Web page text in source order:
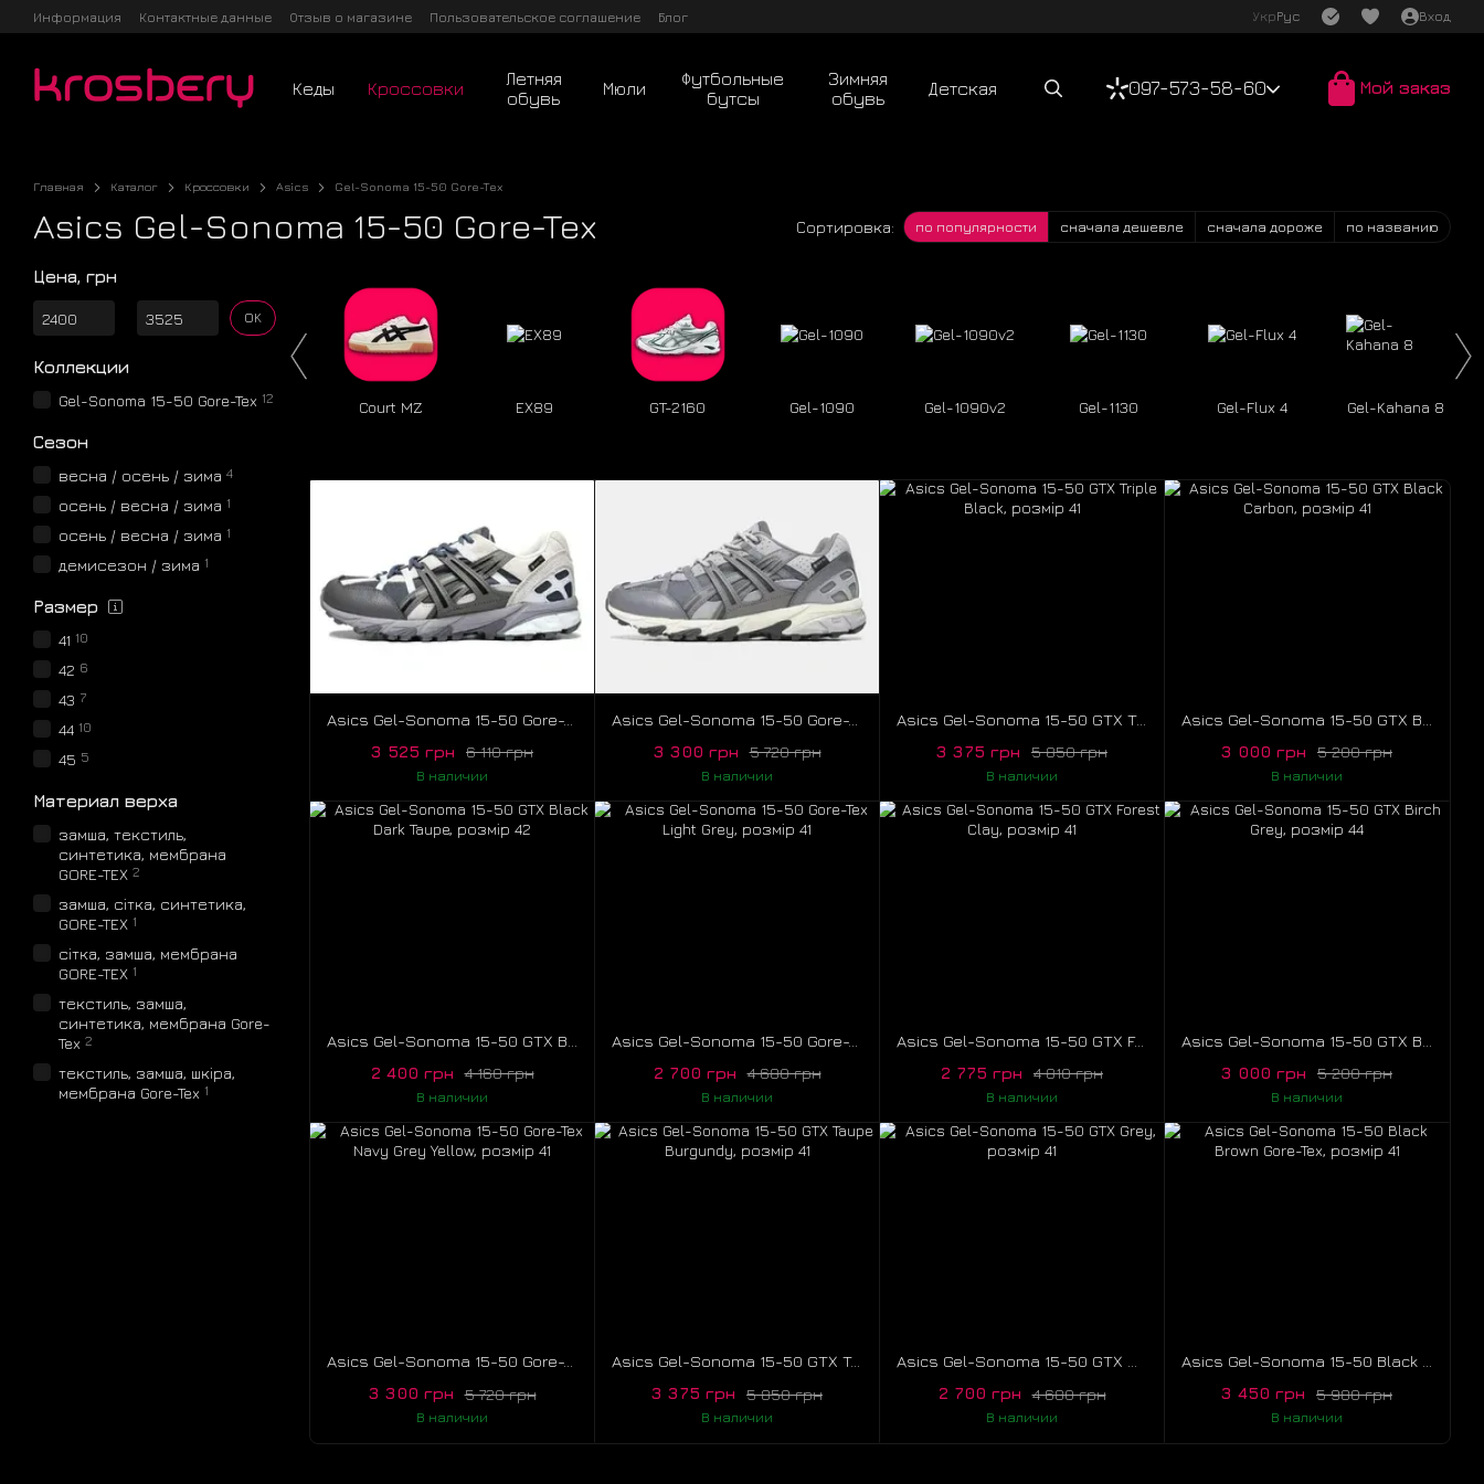
Перейти к основному контенту
Информация Контактные данные Отзыв о магазине Пользовательское соглашение Блог УкрРус Вход
Кеды Кроссовки
Летняя
обувь
Мюли
Футбольные
бутсы
Зимняя
обувь
Детская 097-573-58-60 Мой заказ
Главная Каталог Кроссовки Asics Gel-Sonoma 15-50 Gore-Tex
Asics Gel-Sonoma 15-50 Gore-Tex Сортировка: по популярности сначала дешевле сначала дороже по названию
Court MZ EX89 GT-2160 Gel-1090 Gel-1090v2 Gel-1130 Gel-Flux 4 Gel-Kahana 8
Asics Gel-Sonoma 15-50 Gore-Tex Grey Navy, розмір 41
6 110 грн
3 525 грн
В наличии
Asics Gel-Sonoma 15-50 Gore-Tex Grey, розмір 41
5 720 грн
3 300 грн
В наличии
Asics Gel-Sonoma 15-50 GTX Triple Black, розмір 41
5 850 грн
3 375 грн
В наличии
5 200 грн
3 000 грн
В наличии
4 160 грн
2 400 грн
В наличии
Asics Gel-Sonoma 15-50 Gore-Tex Light Grey, розмір 41
4 680 грн
2 700 грн
В наличии
Asics Gel-Sonoma 15-50 GTX Forest Clay, розмір 41
4 810 грн
2 775 грн
В наличии
5 200 грн
3 000 грн
В наличии
Asics Gel-Sonoma 15-50 Gore-Tex Navy Grey Yellow, розмір 41
5 720 грн
3 300 грн
В наличии
Asics Gel-Sonoma 15-50 GTX Taupe Burgundy, розмір 41
5 850 грн
3 375 грн
В наличии
4 680 грн
2 700 грн
В наличии
5 980 грн
3 450 грн
В наличии
Цена, грн
OK
Коллекции
Gel-Sonoma 15-50 Gore-Tex 12
Сезон
весна / осень / зима 4
осень / весна / зима 1
осень / весна / зима 1
демисезон / зима 1
Размер
41 10
42 6
43 7
44 10
45 5
Материал верха
замша, текстиль,
синтетика, мембрана
GORE-TEX 2
замша, сітка, синтетика,
GORE-TEX 1
сітка, замша, мембрана
GORE-TEX 1
текстиль, замша,
синтетика, мембрана Gore-
Tex 2
текстиль, замша, шкіра,
мембрана Gore-Tex 1